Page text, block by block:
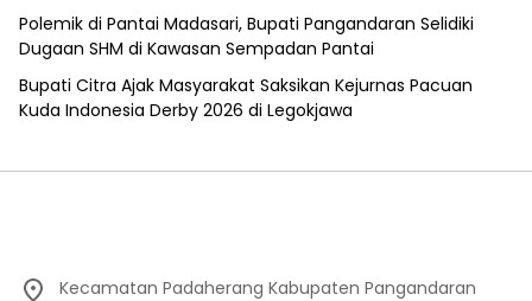
Polemik di Pantai Madasari, Bupati Pangandaran Selidiki
Dugaan SHM di Kawasan Sempadan Pantai
Bupati Citra Ajak Masyarakat Saksikan Kejurnas Pacuan
Kuda Indonesia Derby 2026 di Legokjawa
Kecamatan Padaherang Kabupaten Pangandaran